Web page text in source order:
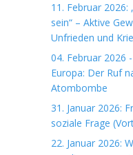
11. Februar 2026:
sein“ – Aktive
Unfrieden und
04. Februar 2026
Europa: Der Ruf
Atombombe
31. Januar 2026:
soziale Frage
22. Januar 2026: